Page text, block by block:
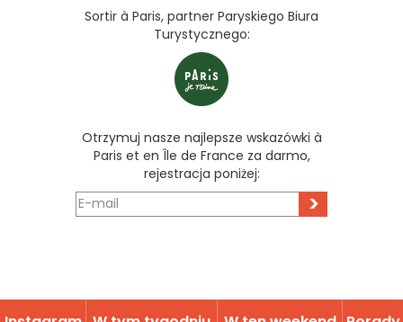
Sortir à Paris, partner Paryskiego Biura
Turystycznego:
Otrzymuj nasze najlepsze wskazówki à
Paris et en Île de France za darmo,
rejestracja poniżej:
>